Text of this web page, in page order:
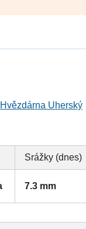
Hvězdárna Uherský
Srážky (dnes)
7.3 mm